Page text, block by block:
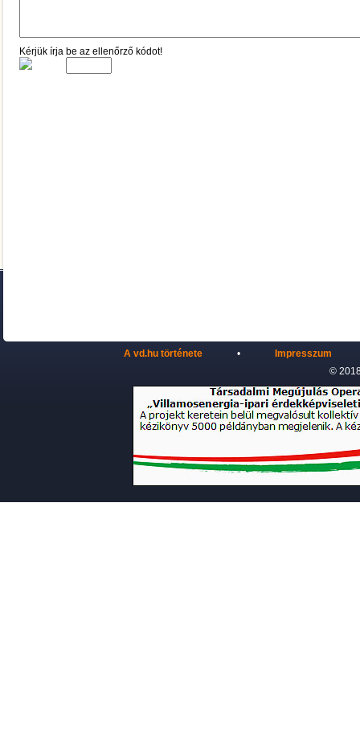
Kérjük írja be az ellenőrző kódot!
A vd.hu története •
Impresszum
©